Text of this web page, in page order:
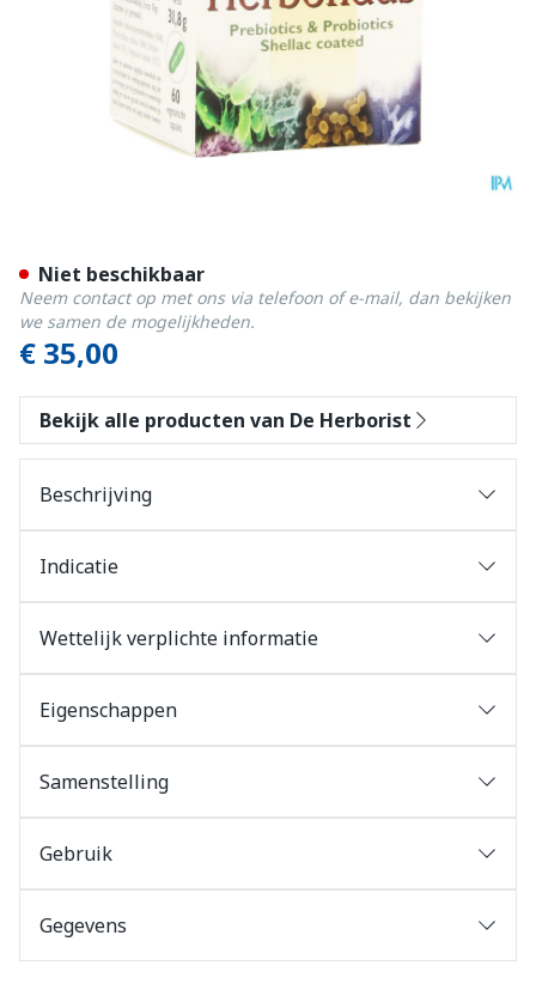
€ 35,00
Niet beschikbaar
Neem contact op met ons via telefoon of e-mail, dan bekijken
we samen de mogelijkheden.
Bekijk alle producten van De Herborist
Beschrijving
Indicatie
Wettelijk verplichte informatie
Eigenschappen
Samenstelling
Gebruik
Gegevens